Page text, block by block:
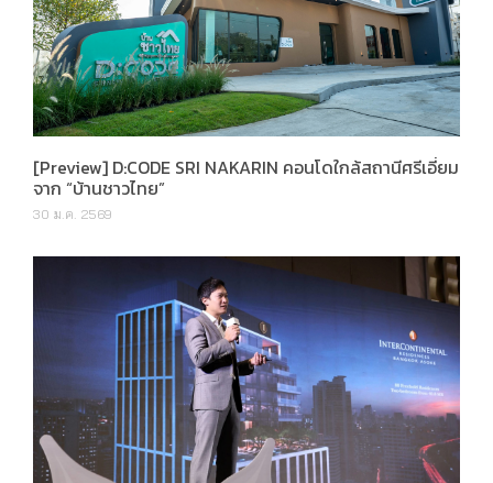
[Preview] D:CODE SRI NAKARIN คอนโดใกล้สถานีศรีเอี่ยม
จาก “บ้านชาวไทย”
30 ม.ค. 2569